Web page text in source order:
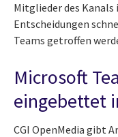
Mitglieder des
Entscheidungen
Teams getroffen
Microsoft
eingebettet
CGI OpenMedia gibt